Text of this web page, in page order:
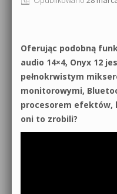
Sylenth1 od podstaw
Sound Forge od podstaw
Dubstep z
Kontakt 5 Kompendium
Newsletter
Materiały dla mediów
Archiwum aktualności
Polityka prywatności
Oferując podobną
audio 14×4, Onyx 12
pełnokrwistym
monitorowymi,
procesorem efektów,
oni to zrobili?